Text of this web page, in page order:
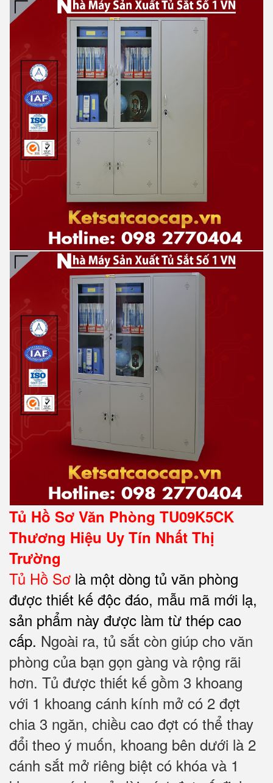
Tủ Hồ Sơ Văn Phòng TU09K5CK
Thương Hiệu Uy Tín Nhất Thị
Trường
Tủ Hồ Sơ là một dòng tủ văn phòng
được thiết kế độc đáo, mẫu mã mới lạ,
sản phẩm này được làm từ thép cao
cấp. Ngoài ra, tủ sắt còn giúp cho văn
phòng của bạn gọn gàng và rộng rãi
hơn. Tủ được thiết kế gồm 3 khoang
với 1 khoang cánh kính mở có 2 đợt
chia 3 ngăn, chiều cao đợt có thể thay
đổi theo ý muốn, khoang bên dưới là 2
cánh sắt mở riêng biệt có khóa và 1